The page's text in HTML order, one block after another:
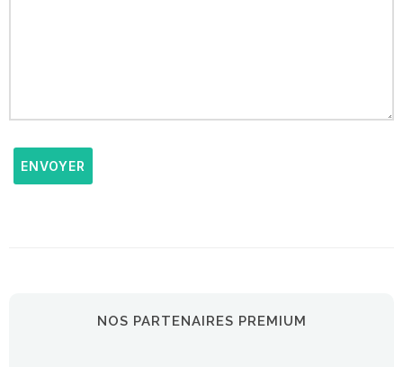
ENVOYER
NOS PARTENAIRES PREMIUM